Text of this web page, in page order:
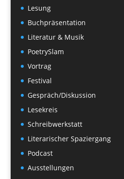
Lesung
Buchpräsentation
Literatur & Musik
PoetrySlam
Vortrag
Festival
Gespräch/Diskussion
Lesekreis
Schreibwerkstatt
Literarischer Spaziergang
Podcast
Ausstellungen